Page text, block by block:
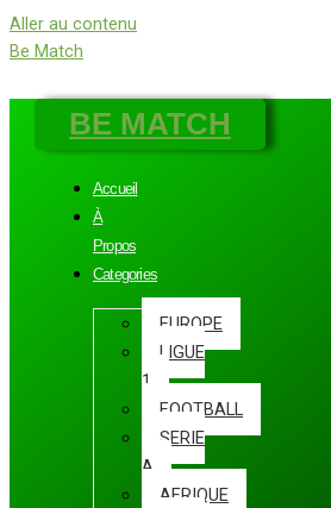
Aller au contenu
Be Match
BE MATCH
Accueil
À
Propos
Categories
EUROPE
LIGUE
1
FOOTBALL
SERIE
A
AFRIQUE